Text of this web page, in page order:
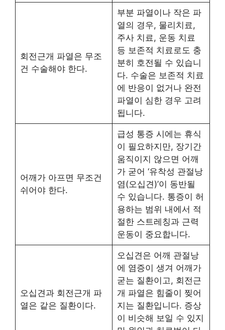
회전근개 파열은 무조
건 수술해야 한다.
부분 파열이나 작은 파
열의 경우, 물리치료,
주사 치료, 운동 치료
등 보존적 치료로도 충
분히 호전될 수 있습니
다. 수술은 보존적 치료
에 반응이 없거나 완전
파열이 심한 경우 고려
됩니다.
어깨가 아프면 무조건
쉬어야 한다.
급성 통증 시에는 휴식
이 필요하지만, 장기간
움직이지 않으면 어깨
가 굳어 ‘유착성 관절낭
염(오십견)’이 동반될
수 있습니다. 통증이 허
용하는 범위 내에서 적
절한 스트레칭과 근력
운동이 중요합니다.
오십견과 회전근개 파
열은 같은 질환이다.
오십견은 어깨 관절낭
에 염증이 생겨 어깨가
굳는 질환이고, 회전근
개 파열은 힘줄이 찢어
지는 질환입니다. 증상
이 비슷해 보일 수 있지